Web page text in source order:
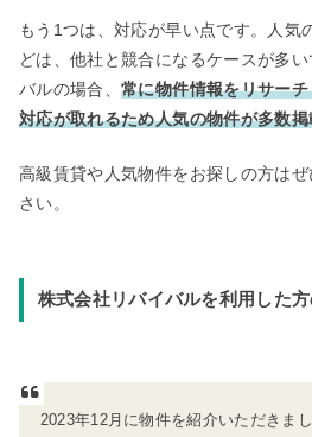
もう1つは、対応が早い点です。人気
どは、他社と競合になるケースが多
バルの場合、常に物件情報をリサー
対応が取れるため人気の物件が多数
高級賃貸や人気物件をお探しの方は
さい。
株式会社リバイバルを利用した
2023年12月に物件を紹介いただきま